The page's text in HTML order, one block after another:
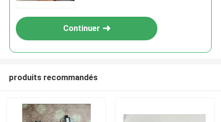
Continuer
produits recommandés